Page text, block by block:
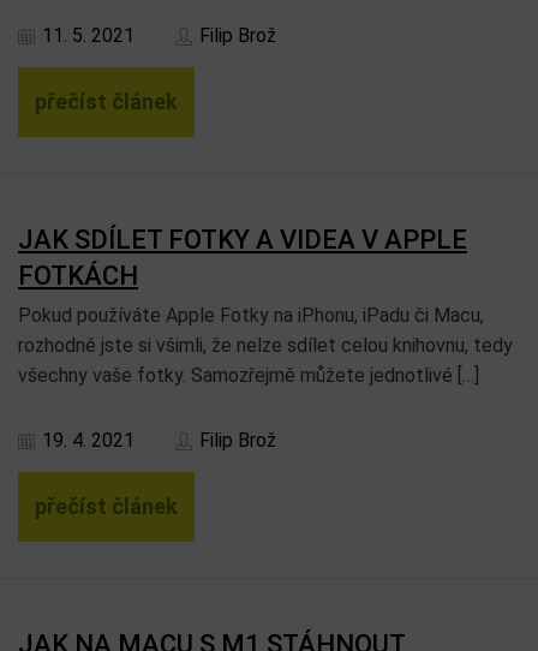
11. 5. 2021 Filip Brož
přečíst článek
JAK SDÍLET FOTKY A VIDEA V APPLE
FOTKÁCH
Pokud používáte Apple Fotky na iPhonu, iPadu či Macu,
rozhodně jste si všimli, že nelze sdílet celou knihovnu, tedy
všechny vaše fotky. Samozřejmě můžete jednotlivé […]
19. 4. 2021 Filip Brož
přečíst článek
JAK NA MACU S M1 STÁHNOUT